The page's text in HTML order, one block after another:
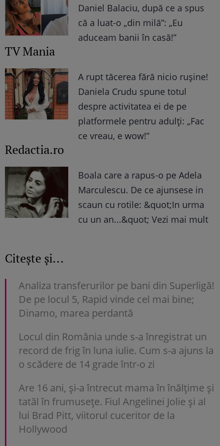
Daniel Balaciu, după ce a spus
că a luat-o „din milă”: „Eu
aduceam banii în casă!”
TV Mania
A rupt tăcerea fără nicio rușine!
Daniela Crudu spune totul
despre activitatea ei de pe
platformele pentru adulți: „Fac
ce vreau, e wow!”
Redactia.ro
Boala care a rapus-o pe Adela
Marculescu. De ce ajunsese in
scaun cu rotile: &quot;In urma
cu un an...&quot; Vezi mai mult
Citește și...
Analiza transferurilor pe bani din Superligă!
De pe locul 5, Rapid vinde cel mai bine;
Dinamo, marea perdantă
Locul din România unde s-a înregistrat un
record de frig în luna iulie. Cum s-a ajuns la
o scădere de 14 grade într-o zi
Are 16 ani, și-a întrecut mama în înălțime și
tatăl în frumusețe. Fiul Angelinei Jolie și al
lui Brad Pitt, viitorul cuceritor de la
Hollywood